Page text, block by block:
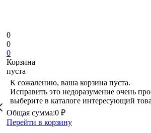
0
0
0
Корзина
пуста
К сожалению, ваша корзина пуста.
Исправить это недоразумение очень
выберите в каталоге интересующий
Общая сумма:0 ₽
Перейти в корзину